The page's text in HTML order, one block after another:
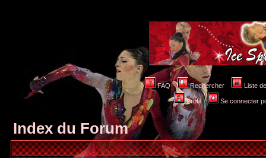
FAQ Rechercher Liste
Profil Se connecter
Index du Forum